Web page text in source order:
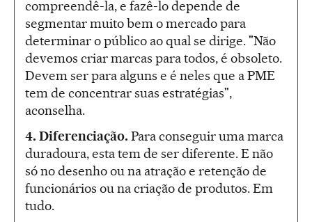
compreendê-la, e fazê-lo depende de
segmentar muito bem o mercado para
determinar o público ao qual se dirige. "Não
devemos criar marcas para todos, é obsoleto.
Devem ser para alguns e é neles que a PME
tem de concentrar suas estratégias",
aconselha.
4. Diferenciação. Para conseguir uma marca
duradoura, esta tem de ser diferente. E não
só no desenho ou na atração e retenção de
funcionários ou na criação de produtos. Em
tudo.